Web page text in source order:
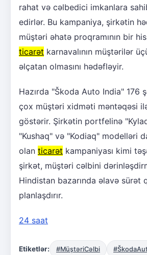
rahat və cəlbedici imkanlara
edirlər. Bu kampaniya, şirkətin
müştəri əhatə proqramının bir
ticarət karnavalının müştərilər
əlçatan olmasını hədəfləyir.
Hazırda "Škoda Auto India" 176
çox müştəri xidməti məntəqəsi
göstərir. Şirkətin portfelinə
"Kushaq" və "Kodiaq" modelləri
olan ticarət kampaniyası kimi
şirkət, müştəri cəlbini
Hindistan bazarında əlavə sürət
planlaşdırır.
24 saat
Etiketlər: #MüştəriCəlbi